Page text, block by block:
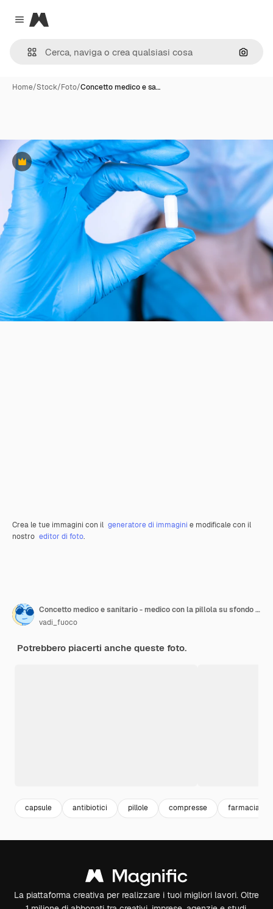
Close menu
Magnific
Cerca
Home/Stock/Foto/Concetto medico e sa…
Premium
Crea le tue immagini con il generatore di immagini e modificale con il
nostro editor di foto.
Concetto medico e sanitario - medico con la pillola su sfondo bianco
vadi_fuoco
Potrebbero piacerti anche queste foto.
capsule antibiotici pillole compresse farmacia
La piattaforma creativa per realizzare i tuoi migliori lavori. Oltre